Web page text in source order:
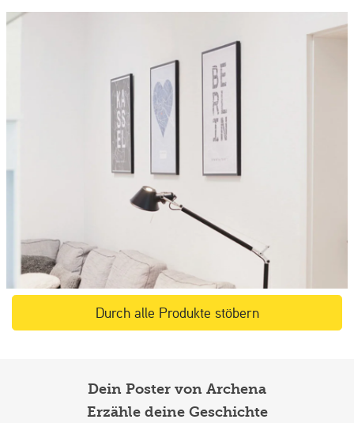
Durch alle Produkte stöbern
Dein Poster von Archena
Erzähle deine Geschichte